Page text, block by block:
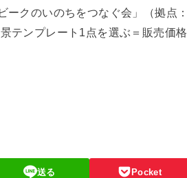
クのいのちをつなぐ会」（拠点：
テンプレート1点を選ぶ＝販売価格
送る Pocket